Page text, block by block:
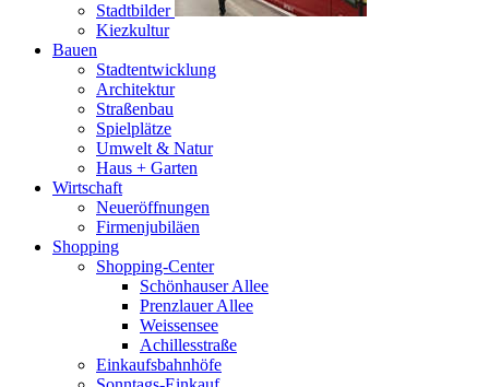
Stadtbilder
Kiezkultur
Bauen
Stadtentwicklung
Architektur
Straßenbau
Spielplätze
Umwelt & Natur
Haus + Garten
Wirtschaft
Neueröffnungen
Firmenjubiläen
Shopping
Shopping-Center
Schönhauser Allee
Prenzlauer Allee
Weissensee
Achillesstraße
Einkaufsbahnhöfe